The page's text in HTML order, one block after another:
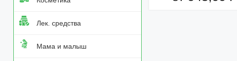
Лек. средства
Мама и малыш